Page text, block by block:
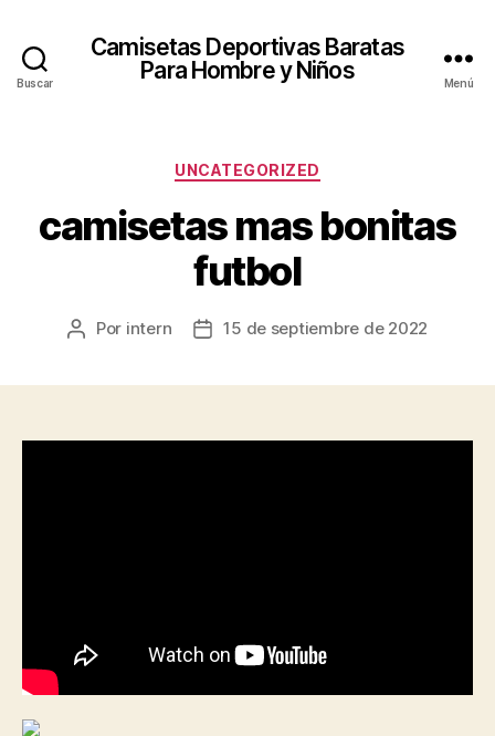
Buscar
Camisetas Deportivas Baratas
Para Hombre y Niños
Menú
Categorías
UNCATEGORIZED
camisetas mas bonitas
futbol
Autor
Por intern
Fecha15 de septiembre de 2022